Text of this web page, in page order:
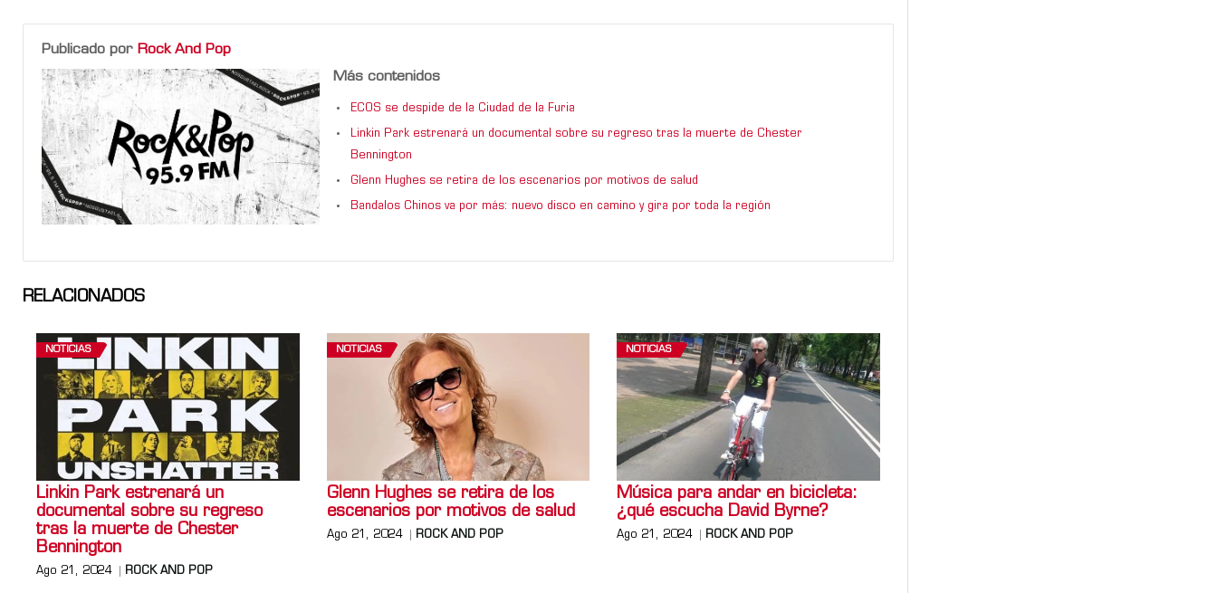
Publicado por Rock And Pop
Más contenidos
ECOS se despide de la Ciudad de la Furia
Linkin Park estrenará un documental sobre su regreso tras la muerte de Chester
Bennington
Glenn Hughes se retira de los escenarios por motivos de salud
Bandalos Chinos va por más: nuevo disco en camino y gira por toda la región
RELACIONADOS
NOTICIAS
Linkin Park estrenará un
documental sobre su regreso
tras la muerte de Chester
Bennington
Ago 21, 2024 ROCK AND POP
NOTICIAS
Glenn Hughes se retira de los
escenarios por motivos de salud
Ago 21, 2024 ROCK AND POP
NOTICIAS
Música para andar en bicicleta:
¿qué escucha David Byrne?
Ago 21, 2024 ROCK AND POP